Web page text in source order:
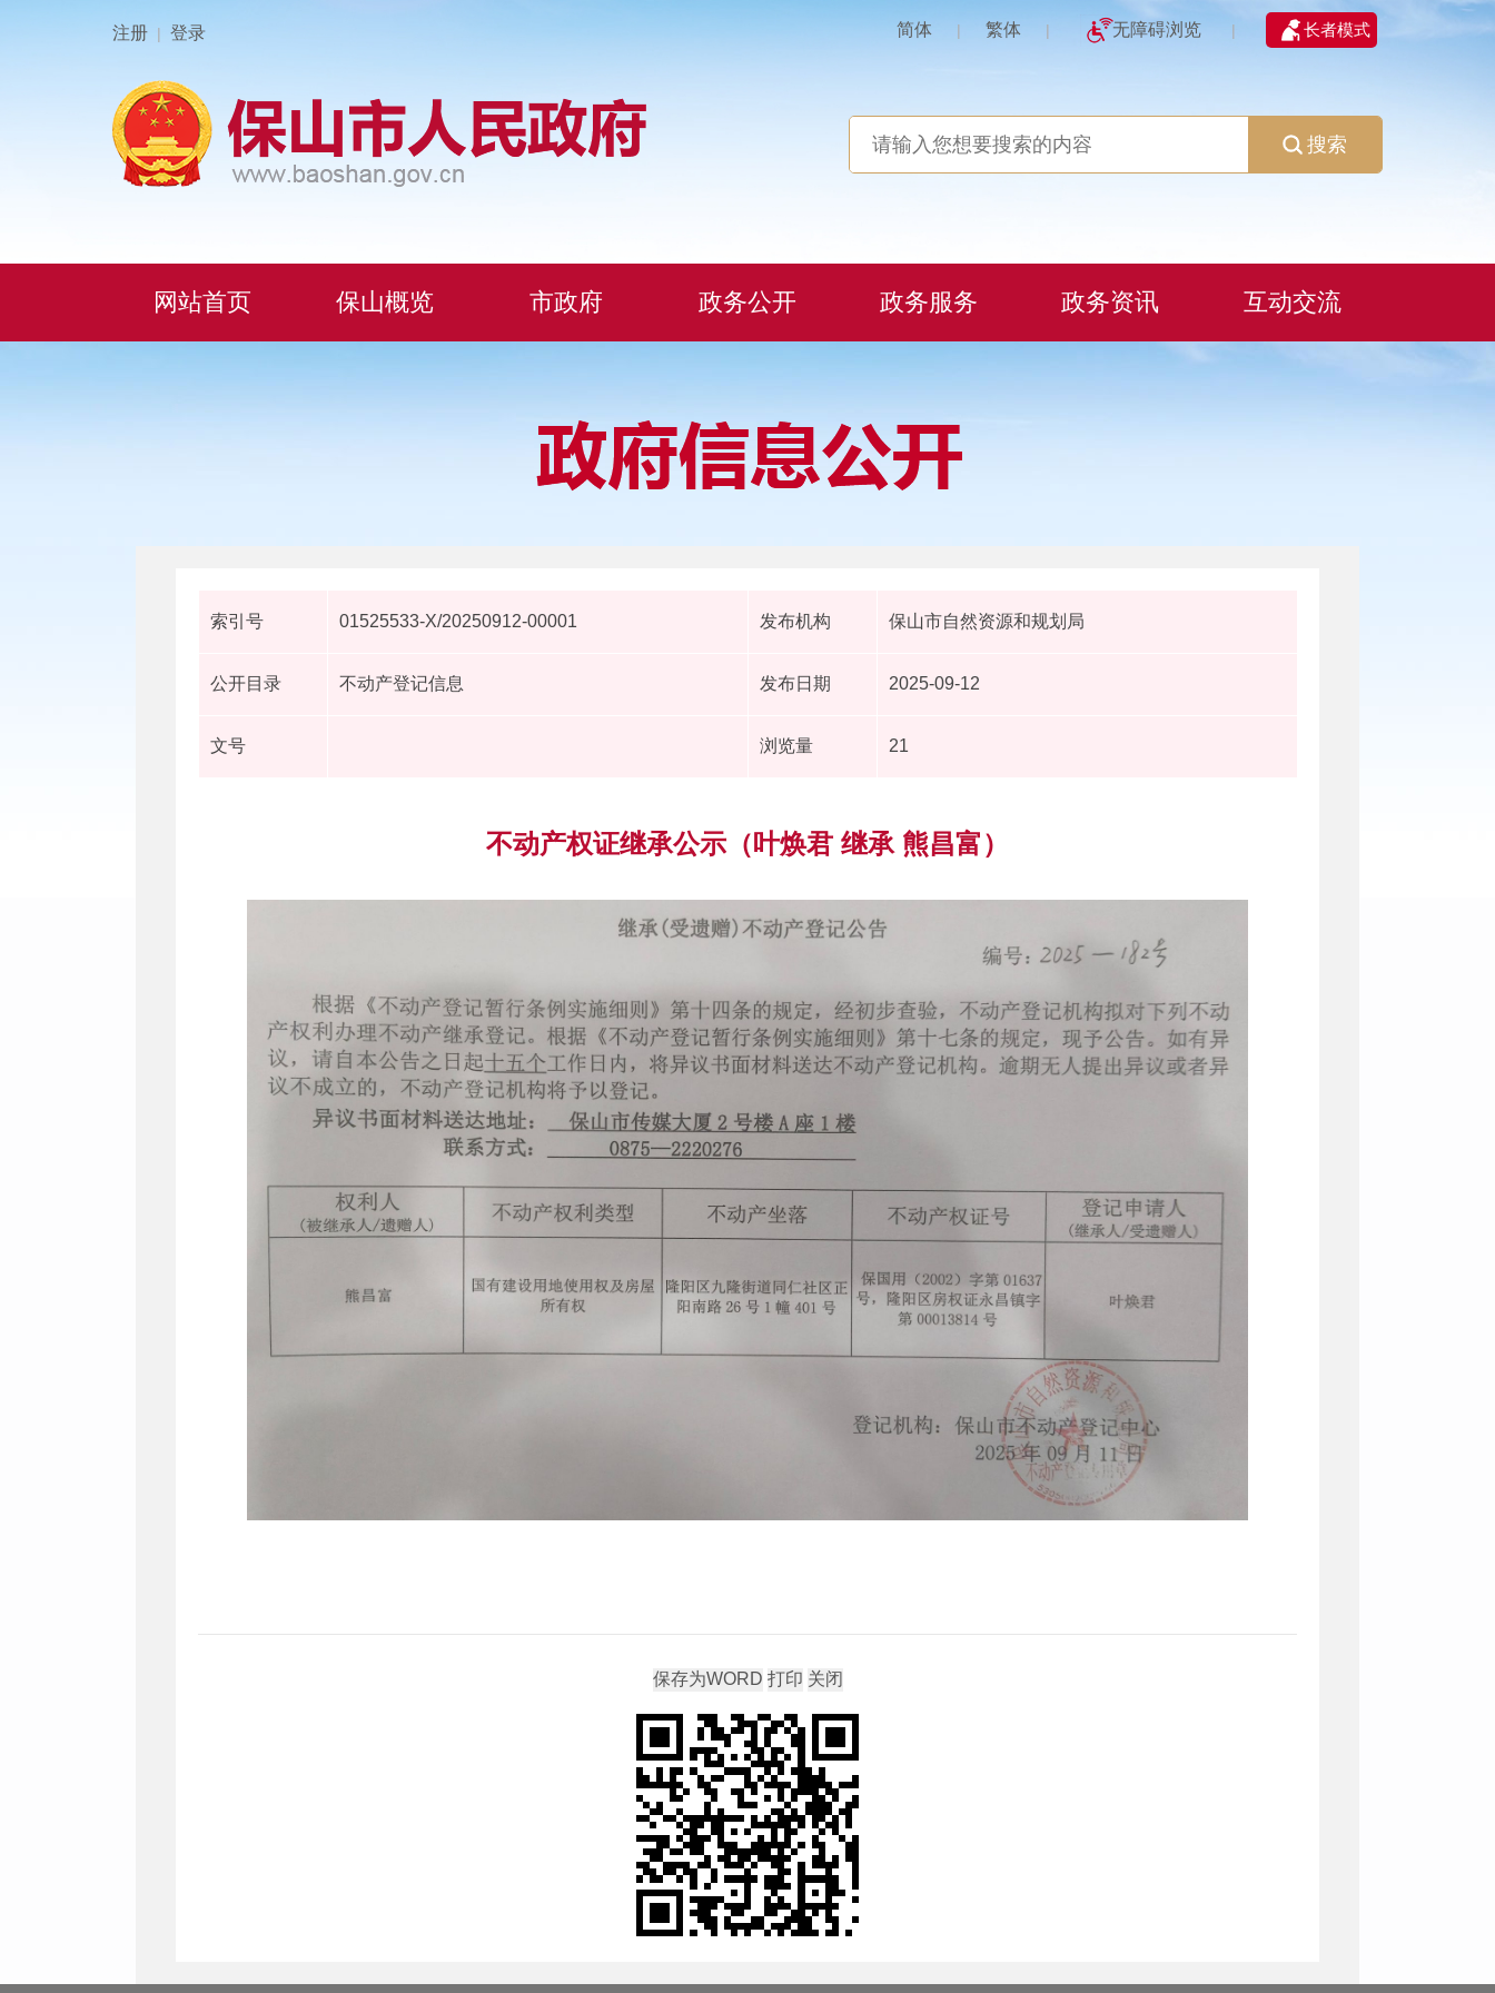
注册 | 登录 简体 | 繁体 | 无障碍浏览 | 长者模式
搜索
网站首页 保山概览 市政府 政务公开 政务服务 政务资讯 互动交流
索引号 01525533-X/20250912-00001 发布机构 保山市自然资源和规划局
公开目录 不动产登记信息 发布日期 2025-09-12
文号 浏览量 21
不动产权证继承公示（叶焕君 继承 熊昌富）